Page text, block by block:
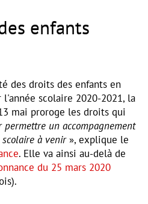
enfants
des droits des enfants en
scolaire 2020-2021, la
mai proroge les droits qui
permettre un accompagnement
à venir», explique le
. Elle va ainsi au-delà de
du 25 mars 2020